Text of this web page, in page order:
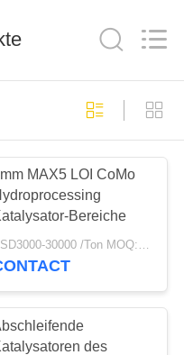
MAX5 LOI CoMo
Bereiche
USD3000-30000 /Ton MOQ:1 Kilogramm
des